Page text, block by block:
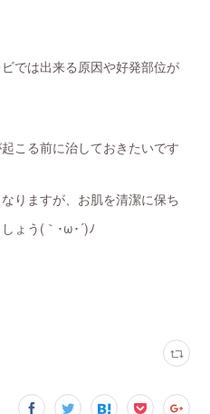
では出来る原因や好発部位が
こる前に治しておきたいです
りますが、お肌を清潔に保ち
ょう(｀･ω･´)ﾉ